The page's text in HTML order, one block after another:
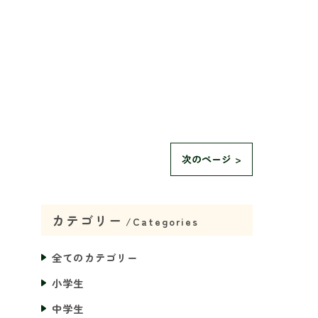
次のページ >
カテゴリー Categories
全てのカテゴリー
小学生
中学生